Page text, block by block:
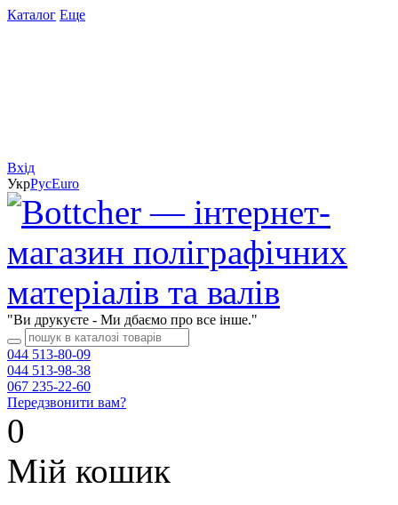
Каталог Еще
Вхід
УкрРусЕuro
"Ви друкуєте - Ми дбаємо про все інше."
044 513-80-09
044 513-98-38
067 235-22-60
Передзвонити вам?
0
Мій кошик